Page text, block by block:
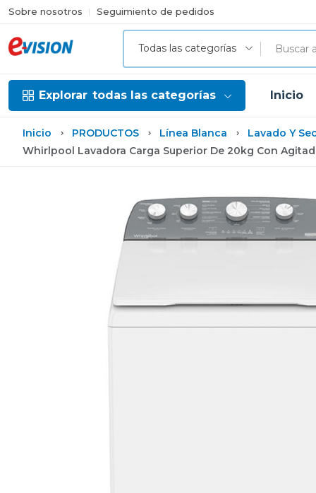
Sobre nosotros Seguimiento de pedidos
Todas las categorías
Explorar todas las categorías Inicio
Inicio PRODUCTOS Línea Blanca
Lavado Y
Whirlpool Lavadora Carga Superior De 20kg Con